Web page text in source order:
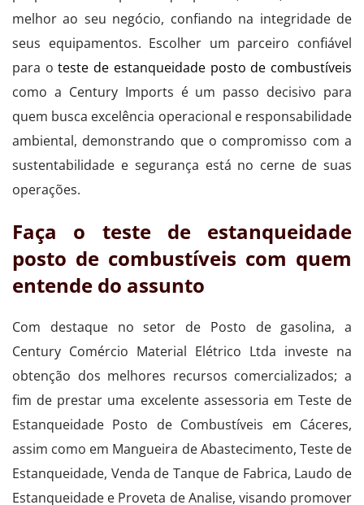
melhor ao seu negócio, confiando na integridade de
seus equipamentos. Escolher um parceiro confiável
para oteste de estanqueidade posto de combustíveis
como a Century Imports é um passo decisivo para
quem busca excelência operacional e responsabilidade
ambiental, demonstrando que o compromisso com a
sustentabilidade e segurança está no cerne de suas
operações.
Faça o teste de estanqueidade
posto de combustíveis com quem
entende do assunto
Com destaque no setor de Posto de gasolina, a
Century Comércio Material Elétrico Ltda investe na
obtenção dos melhores recursos comercializados; a
fim de prestar uma excelente assessoria em Teste de
Estanqueidade Posto de Combustíveis em Cáceres,
assim como em Mangueira de Abastecimento, Teste de
Estanqueidade, Venda de Tanque de Fabrica, Laudo de
Estanqueidade e Proveta de Analise, visando promover